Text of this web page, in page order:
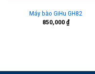
Máy bào GiHu GH82
850,000₫